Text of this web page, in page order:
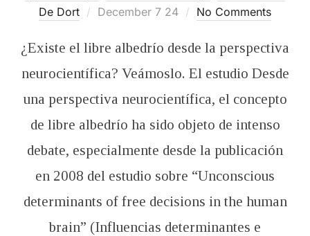
De Dort
Posted
December 7 24 No Comments
¿Existe el libre albedrío desde la perspectiva
neurocientífica? Veámoslo. El estudio Desde
una perspectiva neurocientífica, el concepto
de libre albedrío ha sido objeto de intenso
debate, especialmente desde la publicación
en 2008 del estudio sobre “Unconscious
determinants of free decisions in the human
brain” (Influencias determinantes e